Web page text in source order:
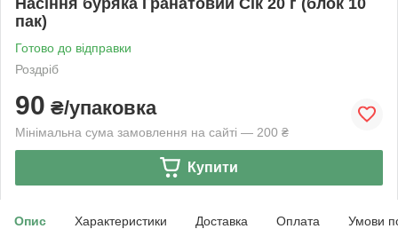
пак)
Готово до відправки
Роздріб
90 ₴/упаковка
Мінімальна сума замовлення на сайті — 200 ₴
Купити
Опис Характеристики Доставка Оплата Умови